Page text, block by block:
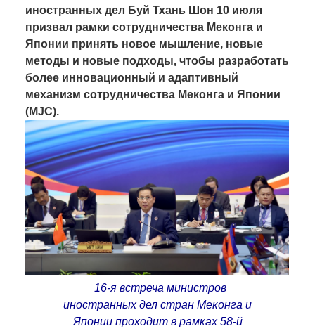
иностранных дел Буй Тхань Шон 10 июля
призвал рамки сотрудничества Меконга и
Японии принять новое мышление, новые
методы и новые подходы, чтобы разработать
более инновационный и адаптивный
механизм сотрудничества Меконга и Японии
(MJC).
16-я встреча министров
иностранных дел стран Меконга и
Японии проходит в рамках 58-й